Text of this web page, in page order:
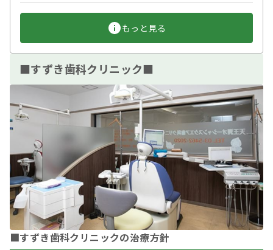
もっと見る
■すずき歯科クリニック■
■すずき歯科クリニックの治療方針